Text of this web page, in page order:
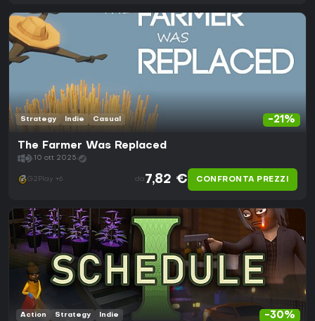
-21%
Strategy Indie Casual
The Farmer Was Replaced
10 ott 2025
G2Play +6 da 7,82 € CONFRONTA PREZZI
-30%
Action Strategy Indie